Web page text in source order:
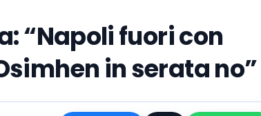
“Napoli fuori con
in serata no”